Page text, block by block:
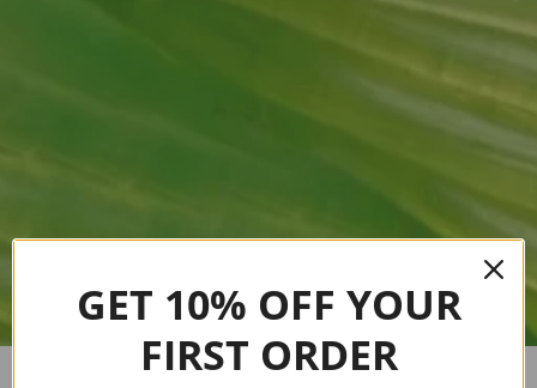
GET 10% OFF YOUR
FIRST ORDER